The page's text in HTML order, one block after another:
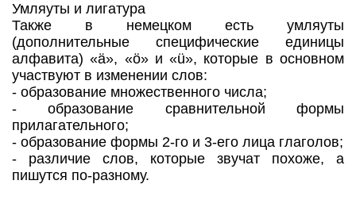
Умляуты и лигатура
Также в немецком есть умляуты
(дополнительные специфические единицы
алфавита) «ä», «ö» и «ü», которые в основном
участвуют в изменении слов:
- образование множественного числа;
- образование сравнительной формы
прилагательного;
- образование формы 2-го и 3-его лица глаголов;
- различие слов, которые звучат похоже, а
пишутся по-разному.